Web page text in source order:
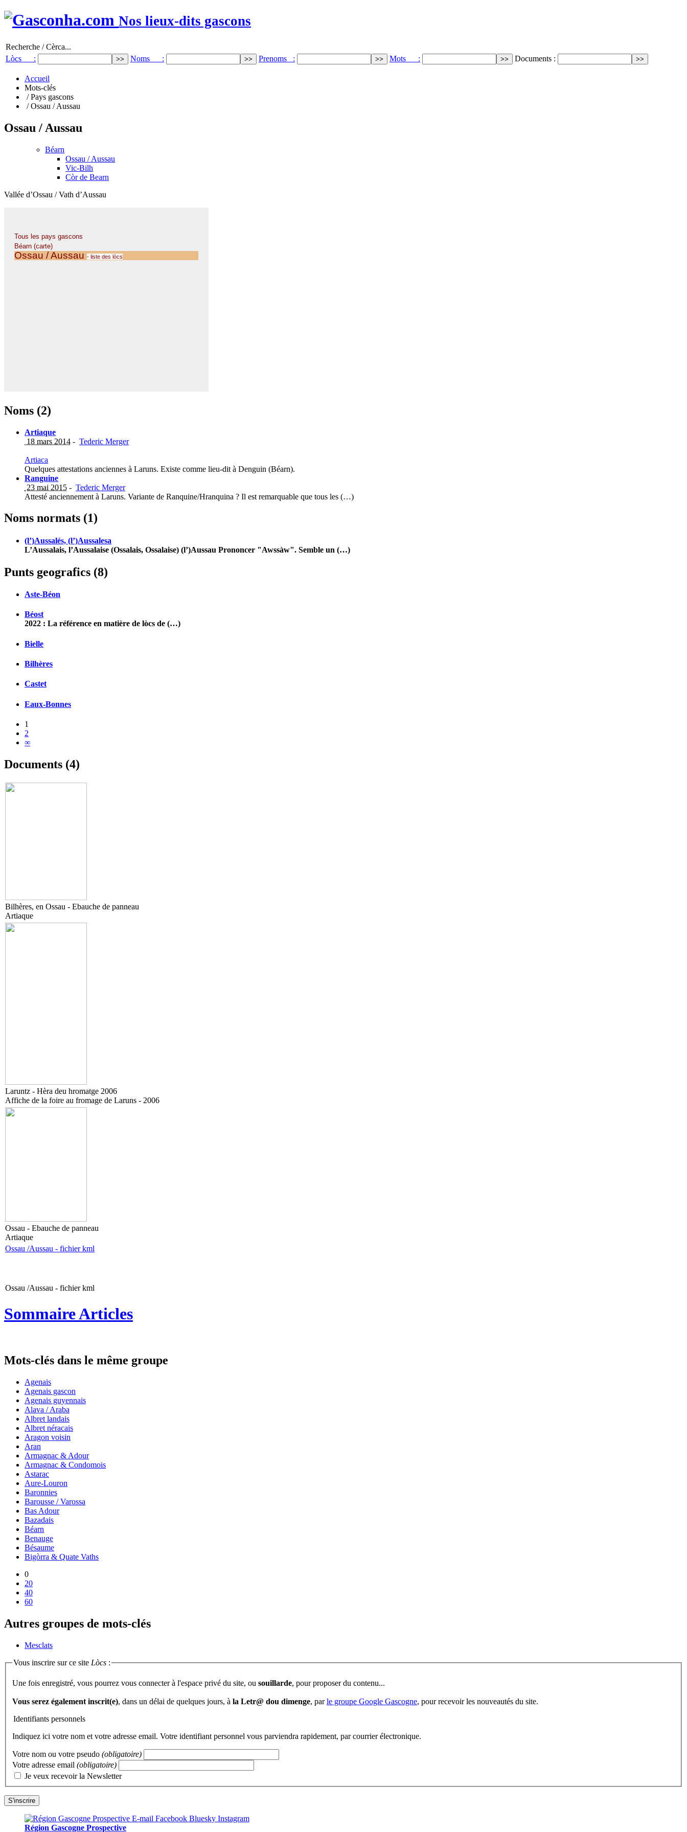
Nos lieux-dits gascons
Recherche / Cèrca...
Lòcs :
Noms : Prenoms : Mots : Documents :
Accueil
Mots-clés
/ Pays gascons
/ Ossau / Aussau
Ossau / Aussau
Béarn
Ossau / Aussau
Vic-Bilh
Còr de Bearn
Vallée d’Ossau / Vath d’Aussau
Noms (2)
Artiaque
18 mars 2014 - Tederic Merger
Artiaca
Quelques attestations anciennes à Laruns. Existe comme lieu-dit à Denguin (Béarn).
Ranguine
23 mai 2015 - Tederic Merger
Attesté anciennement à Laruns. Variante de Ranquine/Hranquina ? Il est remarquable que tous les (…)
Noms normats (1)
(l’)Aussalés, (l’)Aussalesa
L’Aussalais, l’Aussalaise (Ossalais, Ossalaise) (l’)Aussau Prononcer "Awssàw". Semble un (…)
Punts geografics (8)
Aste-Béon
Béost
2022 : La référence en matière de lòcs de (…)
Bielle
Bilhères
Castet
Eaux-Bonnes
1
2
∞
Documents (4)
Bilhères, en Ossau - Ebauche de panneau
Artiaque
Laruntz - Hèra deu hromatge 2006
Affiche de la foire au fromage de Laruns - 2006
Ossau - Ebauche de panneau
Artiaque
Ossau /Aussau - fichier kml
Ossau /Aussau - fichier kml
Sommaire Articles
Mots-clés dans le même groupe
Agenais
Agenais gascon
Agenais guyennais
Alava / Araba
Albret landais
Albret néracais
Aragon voisin
Aran
Armagnac & Adour
Armagnac & Condomois
Astarac
Aure-Louron
Baronnies
Barousse / Varossa
Bas Adour
Bazadais
Béarn
Benauge
Bésaume
Bigòrra & Quate Vaths
0
20
40
60
Autres groupes de mots-clés
Mesclats
Vous inscrire sur ce site Lòcs :
Une fois enregistré, vous pourrez vous connecter à l'espace privé du site, ou souillarde , pour proposer du contenu...
Vous serez également inscrit(e), dans un délai de quelques jours, à la Letr@ dou dimenge, parle groupe Google Gascogne, pour recevoir les nouveautés du site.
Identifiants personnels
Indiquez ici votre nom et votre adresse email. Votre identifiant personnel vous parviendra rapidement, par courrier électronique.
Votre nom ou votre pseudo (obligatoire)
Votre adresse email (obligatoire)
Je veux recevoir la Newsletter
Région Gascogne Prospective